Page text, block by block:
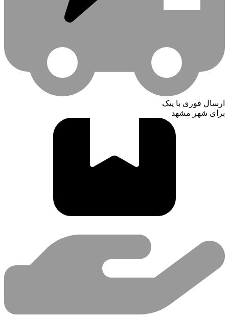
ارسال فوری با پیک
برای شهر مشهد